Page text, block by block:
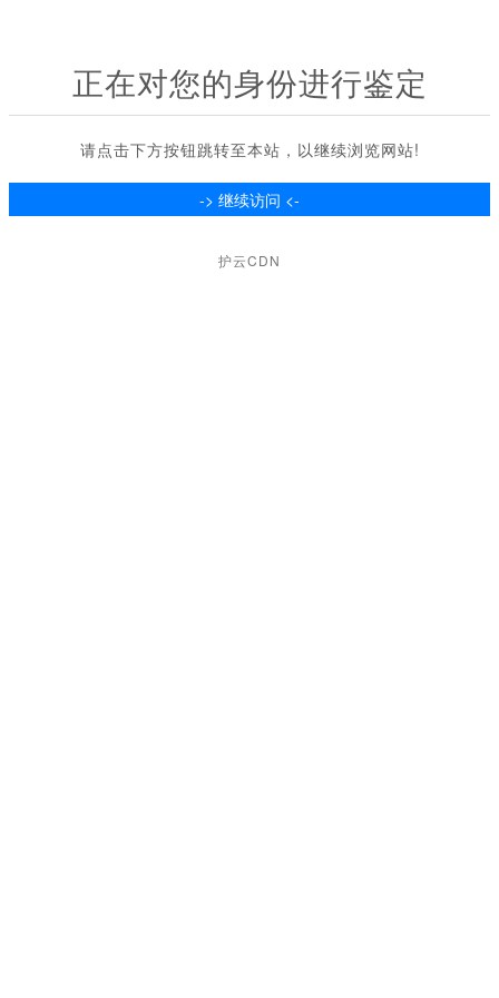
正在对您的身份进行鉴定
请点击下方按钮跳转至本站，以继续浏览网站!
护云CDN